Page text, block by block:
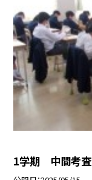
1学期 中間考査